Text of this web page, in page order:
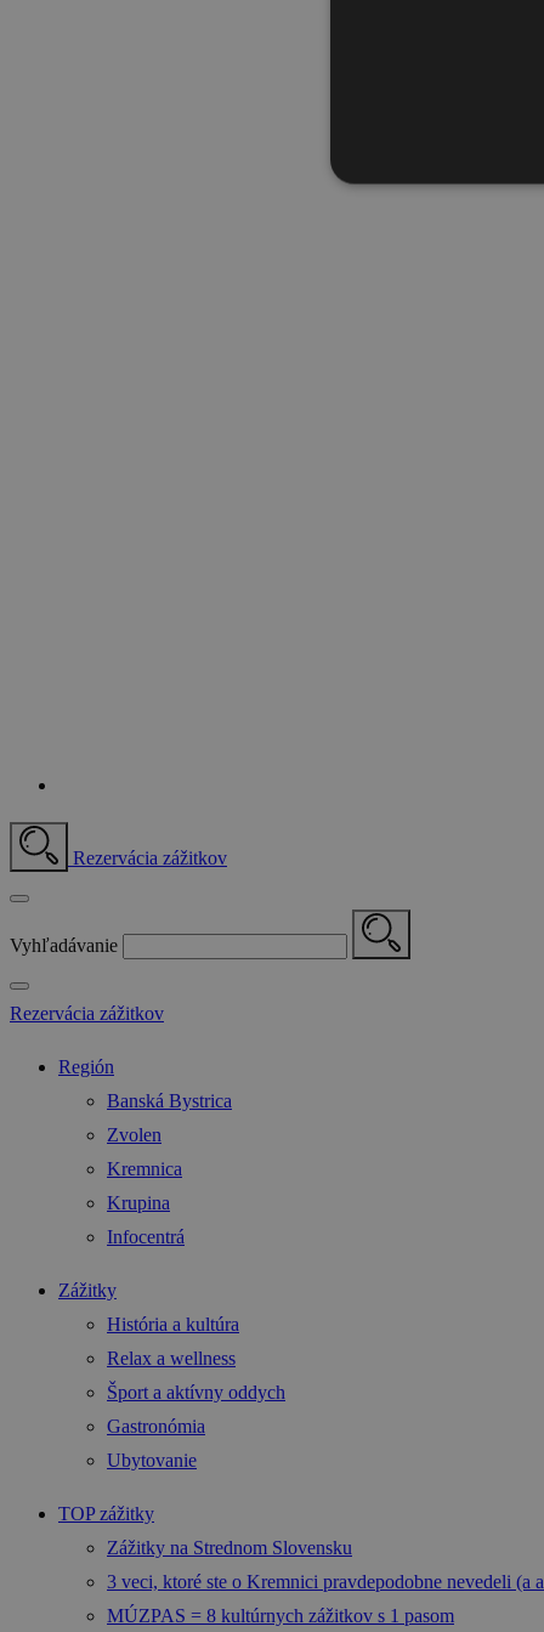
Rezervácia zážitkov
Vyhľadávanie
Rezervácia zážitkov
Región
Banská Bystrica
Zvolen
Kremnica
Krupina
Infocentrá
Zážitky
História a kultúra
Relax a wellness
Šport a aktívny oddych
Gastronómia
Ubytovanie
TOP zážitky
Zážitky na Strednom Slovensku
3 veci, ktoré ste o Kremnici pravdepodobne nevedeli (a
MÚZPAS = 8 kultúrnych zážitkov s 1 pasom